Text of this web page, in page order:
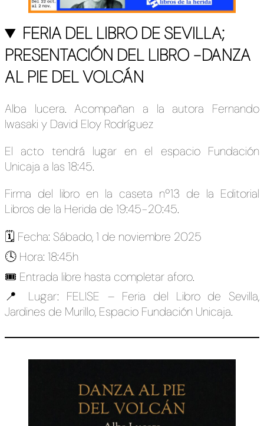
FERIA DEL LIBRO DE SEVILLA;
PRESENTACIÓN DEL LIBRO -DANZA
AL PIE DEL VOLCÁN
Alba lucera. Acompañan a la autora Fernando
Iwasaki y David Eloy Rodríguez
El acto tendrá lugar en el espacio Fundación
Unicaja a las 18:45.
Firma del libro en la caseta nº13 de la Editorial
Libros de la Herida de 19:45-20:45.
🗓️ Fecha: Sábado, 1 de noviembre 2025
🕓 Hora: 18:45h
🎟️ Entrada libre hasta completar aforo.
📍 Lugar: FELISE – Feria del Libro de Sevilla,
Jardines de Murillo, Espacio Fundación Unicaja.